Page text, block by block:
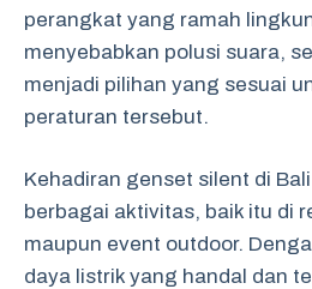
perangkat yang ramah
menyebabkan polusi suara,
menjadi pilihan yang sesuai
peraturan tersebut.
Kehadiran genset silent di
berbagai aktivitas, baik itu di
maupun event outdoor.
daya listrik yang handal dan